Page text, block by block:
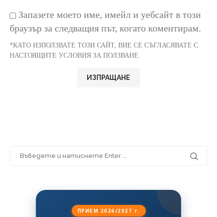
Запазете моето име, имейл и уебсайт в този
браузър за следващия път, когато коментирам.
*КАТО ИЗПОЛЗВАТЕ ТОЗИ САЙТ, ВИЕ СЕ СЪГЛАСЯВАТЕ С
НАСТОЯЩИТЕ УСЛОВИЯ ЗА ПОЛЗВАНЕ.
ПРИЕМ 2026/2027 г.